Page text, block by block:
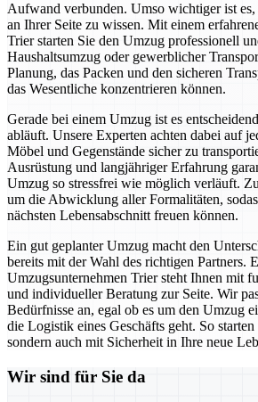
Aufwand verbunden. Umso wichtiger ist
an Ihrer Seite zu wissen. Mit einem
Trier starten Sie den Umzug professionell
Haushaltsumzug oder gewerblicher
Planung, das Packen und den sicheren
das Wesentliche konzentrieren können.
Gerade bei einem Umzug ist es
abläuft. Unsere Experten achten dabei auf
Möbel und Gegenstände sicher zu
Ausrüstung und langjähriger Erfahrung
Umzug so stressfrei wie möglich verläuft.
um die Abwicklung aller Formalitäten,
nächsten Lebensabschnitt freuen können.
Ein gut geplanter Umzug macht den
bereits mit der Wahl des richtigen Partners.
Umzugsunternehmen Trier steht Ihnen mit
und individueller Beratung zur Seite. Wir
Bedürfnisse an, egal ob es um den Umzug
die Logistik eines Geschäfts geht. So
sondern auch mit Sicherheit in Ihre neue
Wir sind für Sie da